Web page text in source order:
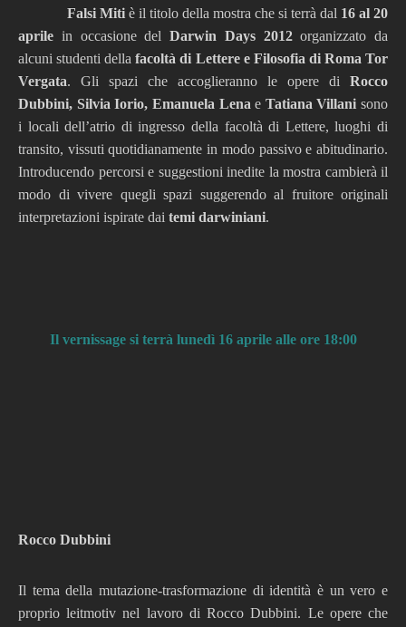
Falsi Miti è il titolo della mostra che si terrà dal 16 al 20
aprile in occasione del Darwin Days 2012organizzato da
alcuni studenti della facoltà di Lettere e Filosofia di Roma Tor
Vergata. Gli spazi che accoglieranno le opere di Rocco
Dubbini, Silvia Iorio, Emanuela Lenae Tatiana Villani sono
i locali dell’atrio di ingresso della facoltà di Lettere, luoghi di
transito, vissuti quotidianamente in modo passivo e abitudinario.
Introducendo percorsi e suggestioni inedite la mostra cambierà il
modo di vivere quegli spazi suggerendo al fruitore originali
interpretazioni ispirate dai temi darwiniani.
Il vernissage si terrà lunedì 16 aprile alle ore 18:00
Rocco Dubbini
Il tema della mutazione-trasformazione di identità è un vero e
proprio leitmotiv nel lavoro di Rocco Dubbini. Le opere che